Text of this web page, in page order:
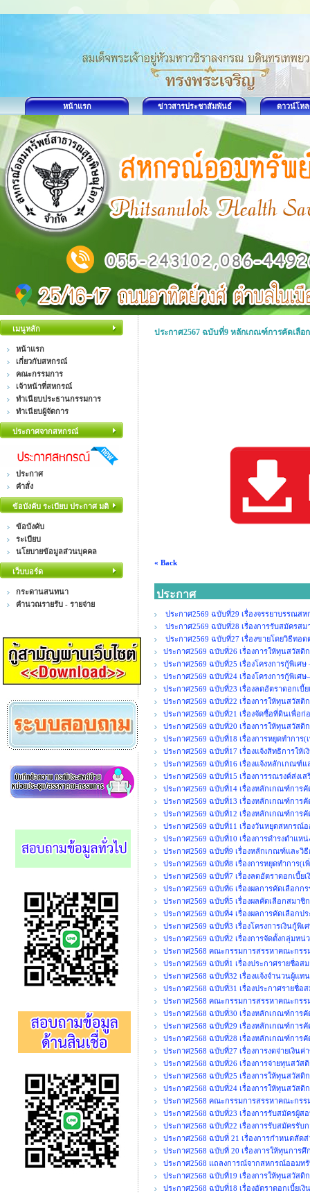
หน้าแรก ข่าวสารประชาสัมพันธ์ ดาวน์โห
เมนูหลัก
หน้าแรก
เกี่ยวกับสหกรณ์
คณะกรรมการ
เจ้าหน้าที่สหกรณ์
ทำเนียบประธานกรรมการ
ทำเนียบผู้จัดการ
ประกาศจากสหกรณ์
ประกาศ
คำสั่ง
ข้อบังคับ ระเบียบ ประกาศ มติ
ข้อบังคับ
ระเบียบ
นโยบายข้อมูลส่วนบุคคล
เว็บบอร์ด
กระดานสนทนา
คำนวณรายรับ - รายจ่าย
ประกาศ2567 ฉบับที่9 หลักเกณฑ์การคัดเลือ
« Back
ประกาศ
ประกาศ2569 ฉบับที่29 เรื่องจรรยาบรรณส
ประกาศ2569 ฉบับที่28 เรื่องการรับสมัครส
ประกาศ2569 ฉบับที่27 เรื่องขายโดยวิธีทอ
ประกาศ2569 ฉบับที่26 เรื่องการให้ทุนสวัส
ประกาศ2569 ฉบับที่25 เรื่องโครงการกู้พิเศ
ประกาศ2569 ฉบับที่24 เรื่องโครงการกู้พิเศ
ประกาศ2569 ฉบับที่23 เรื่องลดอัตราดอกเบี้
ประกาศ2569 ฉบับที่22 เรื่องการให้ทุนสวัสติ
ประกาศ2569 ฉบับที่21 เรื่องจัดซื้อที่ดินเพื่อ
ประกาศ2569 ฉบับที่20 เรื่องการให้ทุนสวัส
ประกาศ2569 ฉบับที่18 เรื่องการหยุดทำการ(
ประกาศ2569 ฉบับที่17 เรื่องแจ้งสิทธิการให้
ประกาศ2569 ฉบับที่16 เรื่องแจ้งหลักเกณฑ์
ประกาศ2569 ฉบับที่15 เรื่องการรณรงค์ส่งเ
ประกาศ2569 ฉบับที่14 เรื่องหลักเกณฑ์การคั
ประกาศ2569 ฉบับที่13 เรื่องหลักเกณฑ์การ
ประกาศ2569 ฉบับที่12 เรื่องหลักเกณฑ์การ
ประกาศ2569 ฉบับที่11 เรื่องวันหยุดสหกร
ประกาศ2569 ฉบับที่10 เรื่องการดำรงตำแ
ประกาศ2569 ฉบับที่9 เรื่องหลักเกณฑ์และวิ
ประกาศ2569 ฉบับที่8 เรื่องการหยุดทำการ(เ
ประกาศ2569 ฉบับที่7 เรื่องลดอัตราดอกเบี้ย
ประกาศ2569 ฉบับที่6 เรื่องผลการคัดเลือกก
ประกาศ2569 ฉบับที่5 เรื่องผลคัดเลือกสมาชิ
ประกาศ2569 ฉบับที่4 เรื่องผลการคัดเลือกป
ประกาศ2569 ฉบับที่3 เรื่องโครงการเงินกู้พิ
ประกาศ2569 ฉบับที่2 เรื่องการจัดตั้งกลุ่มหน่
ประกาศ2568 คณะกรรมการสรรหาคณะกรร
ประกาศ2569 ฉบับที่1 เรื่องประกาศรายชื่อ
ประกาศ2568 ฉบับที่32 เรื่องแจ้งจำนวนผู้แท
ประกาศ2568 ฉบับที่31 เรื่องประกาศรายชื่
ประกาศ2568 คณะกรรมการสรรหาคณะกรร
ประกาศ2568 ฉบับที่30 เรื่องหลักเกณฑ์การ
ประกาศ2568 ฉบับที่29 เรื่องหลักเกณฑ์การคั
ประกาศ2568 ฉบับที่28 เรื่องหลักเกณฑ์การ
ประกาศ2568 ฉบับที่27 เรื่องการงดจ่ายเงิน
ประกาศ2568 ฉบับที่26 เรื่องการจ่ายทุนสวัส
ประกาศ2568 ฉบับที่25 เรื่องการให้ทุนสวัส
ประกาศ2568 ฉบับที่24 เรื่องการให้ทุนสวัสดิ
ประกาศ2568 คณะกรรมการสรรหาคณะกรร
ประกาศ2568 ฉบับที่23 เรื่องการรับสมัครผู้ส
ประกาศ2568 ฉบับที่22 เรื่องการรับสมัครรับ
ประกาศ2568 ฉบับที่ 21 เรื่องการกำหนดสัด
ประกาศ2568 ฉบับที่ 20 เรื่องการให้ทุนการ
ประกาศ2568 แถลงการณ์จากสหกรณ์ออม
ประกาศ2568 ฉบับที่19 เรื่องการให้ทุนสวัสดิ
ประกาศ2568 ฉบับที่18 เรื่องอัตราดอกเบี้ยเ